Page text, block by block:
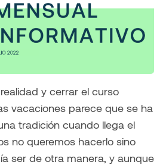
y cerrar el curso
vacaciones parece que se ha
tradición cuando llega el
no queremos hacerlo sino
ser de otra manera, y aunque